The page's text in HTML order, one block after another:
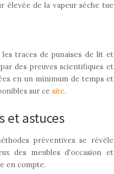
élevée de la vapeur sèche tue
traces de punaises de lit et
des preuves scientifiques et
en un minimum de temps et
sur ce site.
et astuces
préventives se révèle
des meubles d'occasion et
en compte.